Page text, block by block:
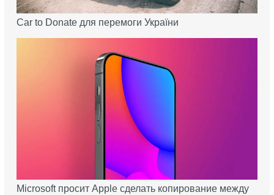
Car to Donate для перемоги України
Microsoft просит Apple сделать копирование между